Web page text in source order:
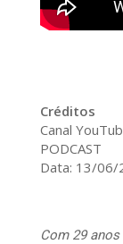
Créditos
Canal
PODCAST
Data: 13/06/
Com 29